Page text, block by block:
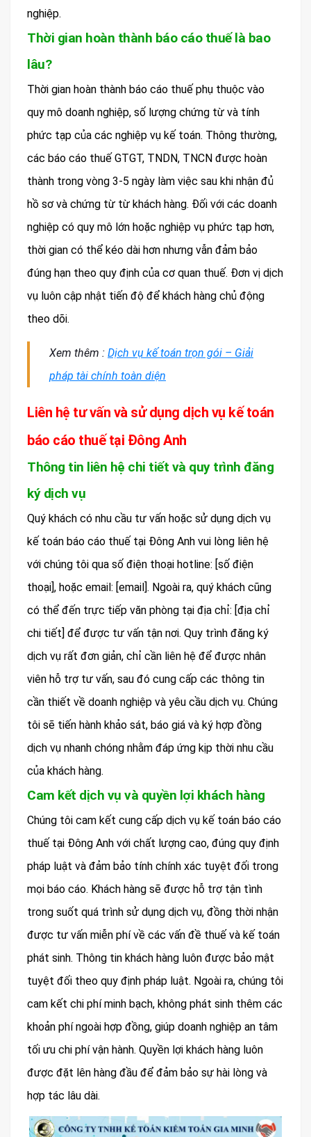
nghiệp.
Thời gian hoàn thành báo cáo thuế là bao
lâu?
Thời gian hoàn thành báo cáo thuế phụ thuộc vào
quy mô doanh nghiệp, số lượng chứng từ và tính
phức tạp của các nghiệp vụ kế toán. Thông thường,
các báo cáo thuế GTGT, TNDN, TNCN được hoàn
thành trong vòng 3-5 ngày làm việc sau khi nhận đủ
hồ sơ và chứng từ từ khách hàng. Đối với các doanh
nghiệp có quy mô lớn hoặc nghiệp vụ phức tạp hơn,
thời gian có thể kéo dài hơn nhưng vẫn đảm bảo
đúng hạn theo quy định của cơ quan thuế. Đơn vị dịch
vụ luôn cập nhật tiến độ để khách hàng chủ động
theo dõi.
Xem thêm : Dịch vụ kế toán trọn gói – Giải
pháp tài chính toàn diện
Liên hệ tư vấn và sử dụng dịch vụ kế toán
báo cáo thuế tại Đông Anh
Thông tin liên hệ chi tiết và quy trình đăng
ký dịch vụ
Quý khách có nhu cầu tư vấn hoặc sử dụng dịch vụ
kế toán báo cáo thuế tại Đông Anh vui lòng liên hệ
với chúng tôi qua số điện thoại hotline: [số điện
thoại], hoặc email: [email]. Ngoài ra, quý khách cũng
có thể đến trực tiếp văn phòng tại địa chỉ: [địa chỉ
chi tiết] để được tư vấn tận nơi. Quy trình đăng ký
dịch vụ rất đơn giản, chỉ cần liên hệ để được nhân
viên hỗ trợ tư vấn, sau đó cung cấp các thông tin
cần thiết về doanh nghiệp và yêu cầu dịch vụ. Chúng
tôi sẽ tiến hành khảo sát, báo giá và ký hợp đồng
dịch vụ nhanh chóng nhằm đáp ứng kịp thời nhu cầu
của khách hàng.
Cam kết dịch vụ và quyền lợi khách hàng
Chúng tôi cam kết cung cấp dịch vụ kế toán báo cáo
thuế tại Đông Anh với chất lượng cao, đúng quy định
pháp luật và đảm bảo tính chính xác tuyệt đối trong
mọi báo cáo. Khách hàng sẽ được hỗ trợ tận tình
trong suốt quá trình sử dụng dịch vụ, đồng thời nhận
được tư vấn miễn phí về các vấn đề thuế và kế toán
phát sinh. Thông tin khách hàng luôn được bảo mật
tuyệt đối theo quy định pháp luật. Ngoài ra, chúng tôi
cam kết chi phí minh bạch, không phát sinh thêm các
khoản phí ngoài hợp đồng, giúp doanh nghiệp an tâm
tối ưu chi phí vận hành. Quyền lợi khách hàng luôn
được đặt lên hàng đầu để đảm bảo sự hài lòng và
hợp tác lâu dài.